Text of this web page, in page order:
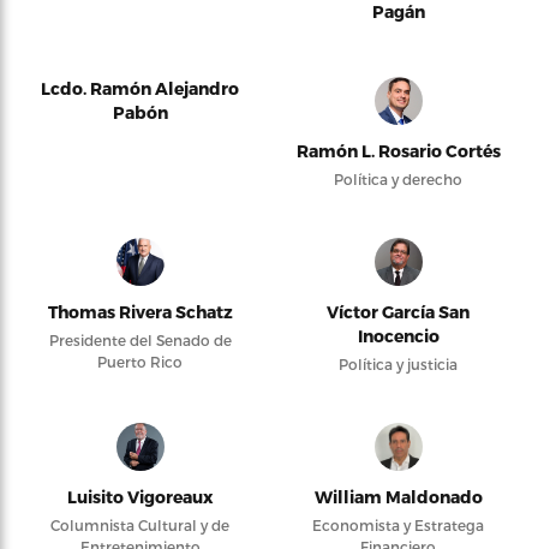
Pagán
Lcdo. Ramón Alejandro
Pabón
Ramón L. Rosario Cortés
Política y derecho
Thomas Rivera Schatz
Presidente del Senado de
Puerto Rico
Víctor García San
Inocencio
Política y justicia
Luisito Vigoreaux
Columnista Cultural y de
William Maldonado
Economista y Estratega